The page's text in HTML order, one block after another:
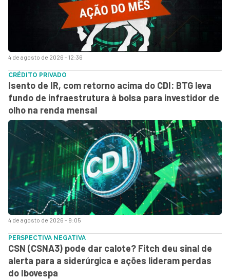
4 de agosto de 2026 - 12:36
4 de agosto de 2026 - 9:05
CRÉDITO PRIVADO
Isento de IR, com retorno acima do CDI: BTG leva
fundo de infraestrutura à bolsa para investidor de
olho na renda mensal
PERSPECTIVA NEGATIVA
CSN (CSNA3) pode dar calote? Fitch deu sinal de
alerta para a siderúrgica e ações lideram perdas
do Ibovespa